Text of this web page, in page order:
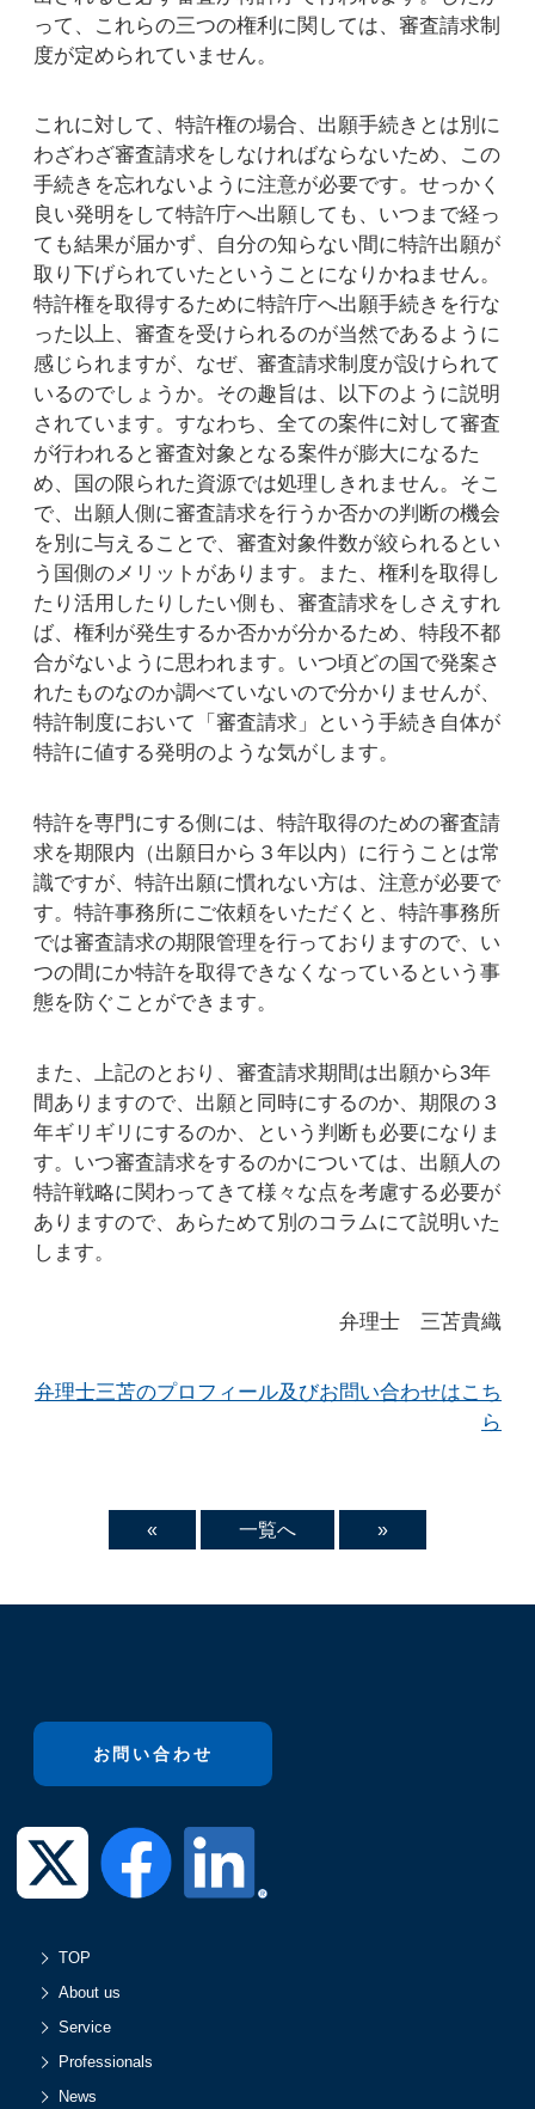
って、これらの三つの権利に関しては、審査請求制
度が定められていません。
これに対して、特許権の場合、出願手続きとは別に
わざわざ審査請求をしなければならないため、この
手続きを忘れないように注意が必要です。せっかく
良い発明をして特許庁へ出願しても、いつまで経っ
ても結果が届かず、自分の知らない間に特許出願が
取り下げられていたということになりかねません。
特許権を取得するために特許庁へ出願手続きを行な
った以上、審査を受けられるのが当然であるように
感じられますが、なぜ、審査請求制度が設けられて
いるのでしょうか。その趣旨は、以下のように説明
されています。すなわち、全ての案件に対して審査
が行われると審査対象となる案件が膨大になるた
め、国の限られた資源では処理しきれません。そこ
で、出願人側に審査請求を行うか否かの判断の機会
を別に与えることで、審査対象件数が絞られるとい
う国側のメリットがあります。また、権利を取得し
たり活用したりしたい側も、審査請求をしさえすれ
ば、権利が発生するか否かが分かるため、特段不都
合がないように思われます。いつ頃どの国で発案さ
れたものなのか調べていないので分かりませんが、
特許制度において「審査請求」という手続き自体が
特許に値する発明のような気がします。
特許を専門にする側には、特許取得のための審査請
求を期限内（出願日から３年以内）に行うことは常
識ですが、特許出願に慣れない方は、注意が必要で
す。特許事務所にご依頼をいただくと、特許事務所
では審査請求の期限管理を行っておりますので、い
つの間にか特許を取得できなくなっているという事
態を防ぐことができます。
また、上記のとおり、審査請求期間は出願から3年
間ありますので、出願と同時にするのか、期限の３
年ギリギリにするのか、という判断も必要になりま
す。いつ審査請求をするのかについては、出願人の
特許戦略に関わってきて様々な点を考慮する必要が
ありますので、あらためて別のコラムにて説明いた
します。
弁理士 三苫貴織
弁理士三苫のプロフィール及びお問い合わせはこち
ら
« 一覧へ »
お問い合わせ
TOP
About us
Service
Professionals
News